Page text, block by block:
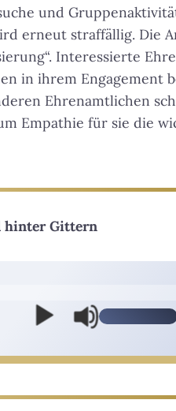
und
erneut straffällig. Die
. Interessierte
in ihrem Engagement
Ehrenamtlichen
Empathie für sie die
hinter Gittern
P
e
l